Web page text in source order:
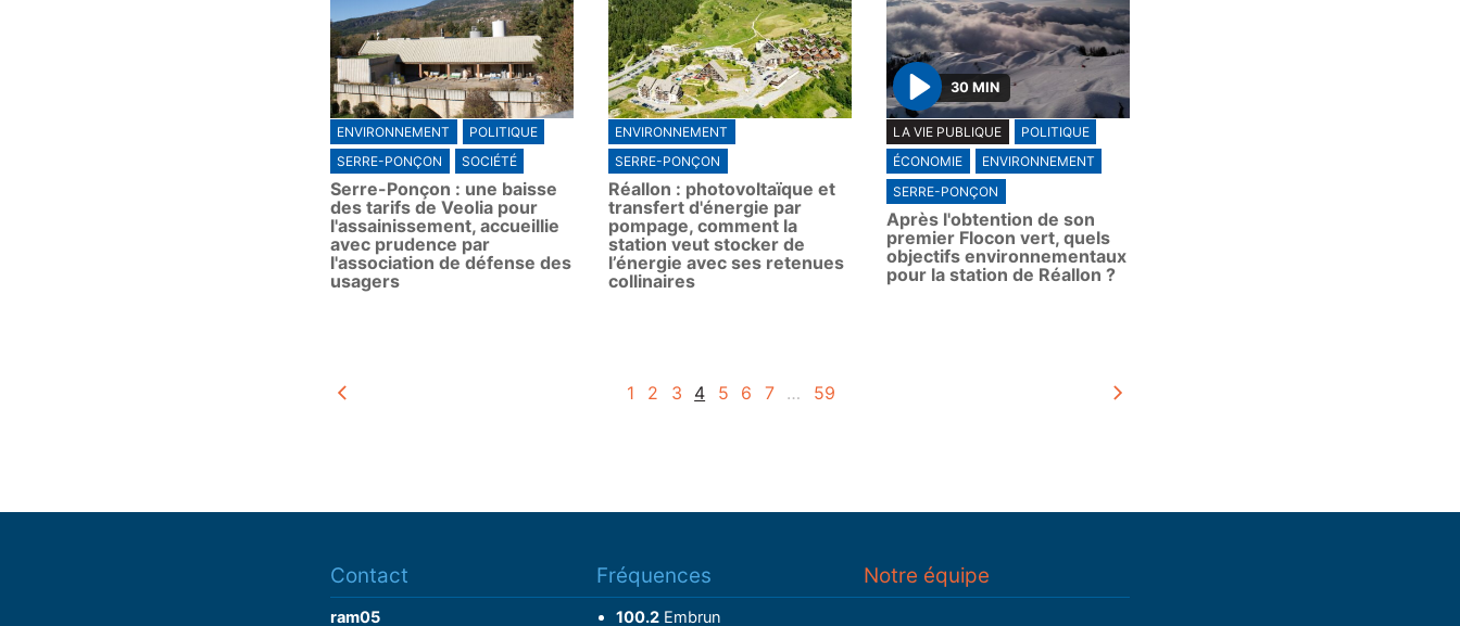
ENVIRONNEMENT
POLITIQUE
SERRE-PONÇON
SOCIÉTÉ
Serre-Ponçon : une baisse
des tarifs de Veolia pour
l'assainissement, accueillie
avec prudence par
l'association de défense des
usagers
ENVIRONNEMENT
SERRE-PONÇON
Réallon : photovoltaïque et
transfert d'énergie par
pompage, comment la
station veut stocker de
l’énergie avec ses retenues
collinaires
P
l
a
y
30 MIN
LA VIE PUBLIQUE
POLITIQUE
ÉCONOMIE
ENVIRONNEMENT
SERRE-PONÇON
Après l'obtention de son
premier Flocon vert, quels
objectifs environnementaux
pour la station de Réallon ?
1 2 3 4 5 6 7 … 59
Contact
ram05
Fréquences
100.2Embrun
Notre équipe